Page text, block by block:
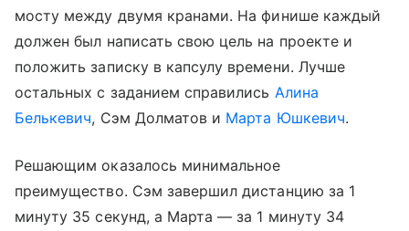
мосту между двумя кранами. На финише каждый
должен был написать свою цель на проекте и
положить записку в капсулу времени. Лучше
остальных с заданием справились Алина
Белькевич, Сэм Долматов и Марта Юшкевич.
Решающим оказалось минимальное
преимущество. Сэм завершил дистанцию за 1
минуту 35 секунд, а Марта — за 1 минуту 34